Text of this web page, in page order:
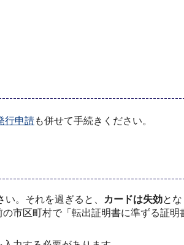
行申請も併せて手続きください。
。それを過ぎると、 カードは失効とな
市区町村で「転出証明書に準ずる証明